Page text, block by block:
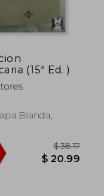
(15ª Ed. )
Blanda,